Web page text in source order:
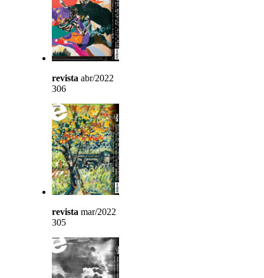
revista abr/2022
306
revista mar/2022
305